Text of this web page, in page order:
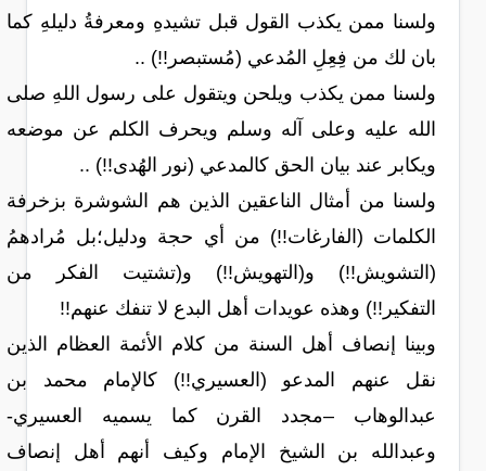
ولسنا ممن يكذب القول قبل تشيدهِ ومعرفةُ دليلهِ كما
بان لك من فِعِلِ المُدعي (مُستبصر!!) ..
ولسنا ممن يكذب ويلحن ويتقول على رسول اللهِ صلى
الله عليه وعلى آله وسلم ويحرف الكلم عن موضعه
ويكابر عند بيان الحق كالمدعي (نور الهُدى!!) ..
ولسنا من أمثال الناعقين الذين هم الشوشرة بزخرفة
الكلمات (الفارغات!!) من أي حجة ودليل؛بل مُرادهمُ
(التشويش!!) و(التهويش!!) و(تشتيت الفكر من
التفكير!!) وهذه عويدات أهل البدع لا تنفك عنهم!!
وبينا إنصاف أهل السنة من كلام الأئمة العظام الذين
نقل عنهم المدعو (العسيري!!) كالإمام محمد بن
عبدالوهاب –مجدد القرن كما يسميه العسيري-
وعبدالله بن الشيخ الإمام وكيف أنهم أهل إنصاف